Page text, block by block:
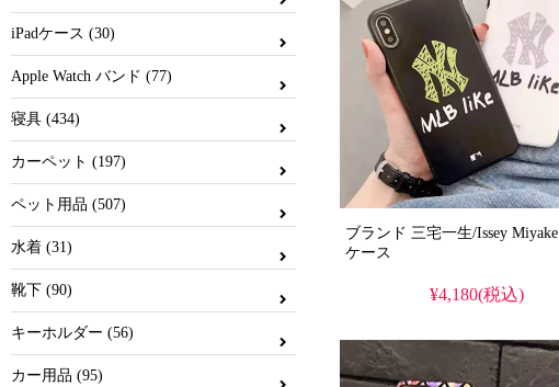
iPadケース (30)
Apple Watch バンド (77)
寝具 (434)
カーペット (197)
ペット用品 (507)
水着 (31)
靴下 (90)
キーホルダー (56)
カー用品 (95)
ブランド 三宅一生/Issey Miyake スマホ
ケース
¥4,180(税込)